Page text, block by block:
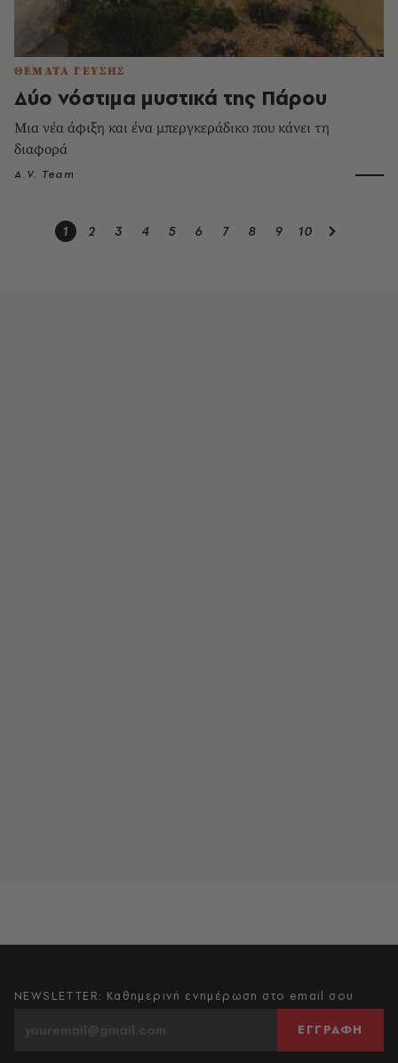
ΘΕΜΑΤΑ ΓΕΥΣΗΣ
Δύο νόστιμα μυστικά της Πάρου
Μια νέα άφιξη και ένα μπεργκεράδικο που κάνει τη
διαφορά
A.V. Team
1 2 3 4 5 6 7 8 9 10
NEWSLETTER: Καθημερινή ενημέρωση στο email σου
ΕΓΓΡΑΦΗ